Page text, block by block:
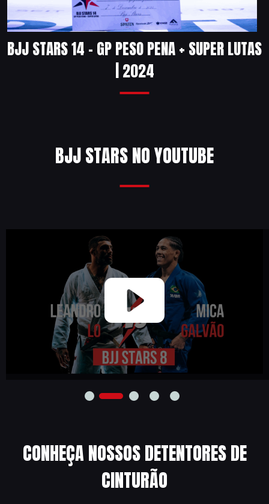
BJJ STARS 14 – GP PESO PENA + SUPER LUTAS
| 2024
BJJ STARS NO YOUTUBE
CONHEÇA NOSSOS DETENTORES DE
CINTURÃO